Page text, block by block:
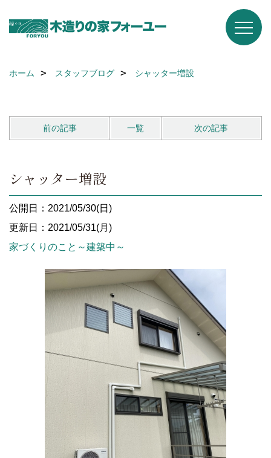
ホーム スタッフブログ シャッター増設
前の記事 一覧 次の記事
シャッター増設
公開日：2021/05/30(日)
更新日：2021/05/31(月)
家づくりのこと～建築中～